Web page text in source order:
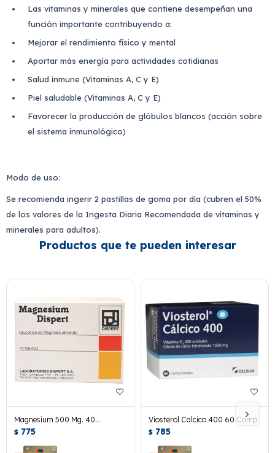
Las vitaminas y minerales que contiene desempeñan una
función importante contribuyendo a:
Mejorar el rendimiento físico y mental
Aportar más energía para actividades cotidianas
Salud inmune (Vitaminas A, C y E)
Piel saludable (Vitaminas A, C y E)
Favorecer la producción de glóbulos blancos (acción sobre
el sistema inmunológico)
Modo de uso:
Se recomienda ingerir 2 pastillas de goma por día (cubren el 50%
de los valores de la Ingesta Diaria Recomendada de vitaminas y
minerales para adultos).
Productos que te pueden interesar
Magnesium 500 Mg. 40
Tabletas.
$ 775
Viosterol Calcico 400 60 Comp.
$ 785